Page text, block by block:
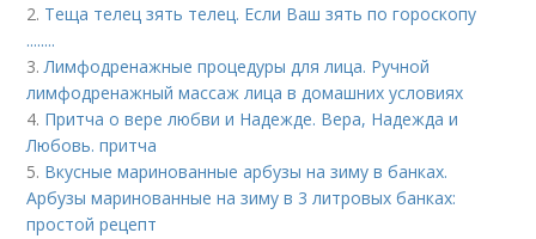
2. Теща телец зять телец. Если Ваш зять по гороскопу
........
3. Лимфодренажные процедуры для лица. Ручной
лимфодренажный массаж лица в домашних условиях
4. Притча о вере любви и Надежде. Вера, Надежда и
Любовь. притча
5. Вкусные маринованные арбузы на зиму в банках.
Арбузы маринованные на зиму в 3 литровых банках:
простой рецепт